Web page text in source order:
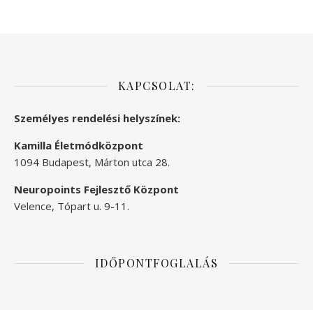
KAPCSOLAT:
Személyes rendelési helyszínek:
Kamilla Életmódközpont
1094 Budapest, Márton utca 28.
Neuropoints Fejlesztő Központ
Velence, Tópart u. 9-11.
IDŐPONTFOGLALÁS